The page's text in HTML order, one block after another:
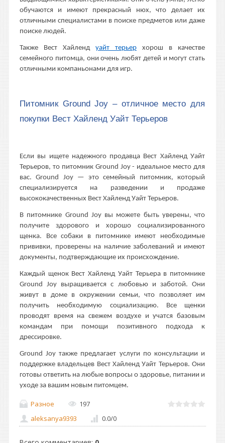
обучаются и имеют прекрасный нюх, что делает их
отличными специалистами в поиске предметов или даже
поиске людей.
Также Вест Хайленд уайт терьер хорош в качестве
семейного питомца, они очень любят детей и могут стать
отличными компаньонами для игр.
Питомник Ground Joy – отличное место для
покупки Вест Хайленд Уайт Терьеров
Если вы ищете надежного продавца Вест Хайленд Уайт
Терьеров, то питомник Ground Joy - идеальное место для
вас. Ground Joy — это семейный питомник, который
специализируется на разведении и продаже
высококачественных Вест Хайленд Уайт Терьеров.
В питомнике Ground Joy вы можете быть уверены, что
получите здорового и хорошо социализированного
щенка. Все собаки в питомнике имеют необходимые
прививки, проверены на наличие заболеваний и имеют
документы, подтверждающие их происхождение.
Каждый щенок Вест Хайленд Уайт Терьера в питомнике
Ground Joy выращивается с любовью и заботой. Они
живут в доме в окружении семьи, что позволяет им
получить необходимую социализацию. Все щенки
проводят время на свежем воздухе и учатся базовым
командам при помощи позитивного подхода к
дрессировке.
Ground Joy также предлагает услуги по консультации и
поддержке владельцев Вест Хайленд Уайт Терьеров. Они
готовы ответить на любые вопросы о здоровье, питании и
уходе за вашим новым питомцем.
Разное
197
aleksanya9393
0.0/0